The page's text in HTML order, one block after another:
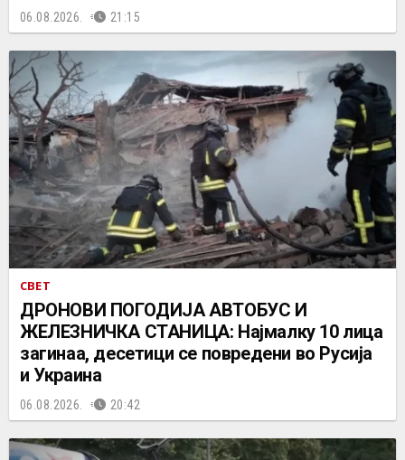
06.08.2026. 21:15
СВЕТ
ДРОНОВИ ПОГОДИЈА АВТОБУС И
ЖЕЛЕЗНИЧКА СТАНИЦА: Најмалку 10 лица
загинаа, десетици се повредени во Русија
и Украина
06.08.2026. 20:42